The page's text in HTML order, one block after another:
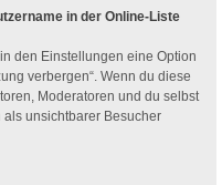
in der Online-Liste
den Einstellungen eine Option
verbergen“. Wenn du diese
Moderatoren und du selbst
unsichtbarer Besucher